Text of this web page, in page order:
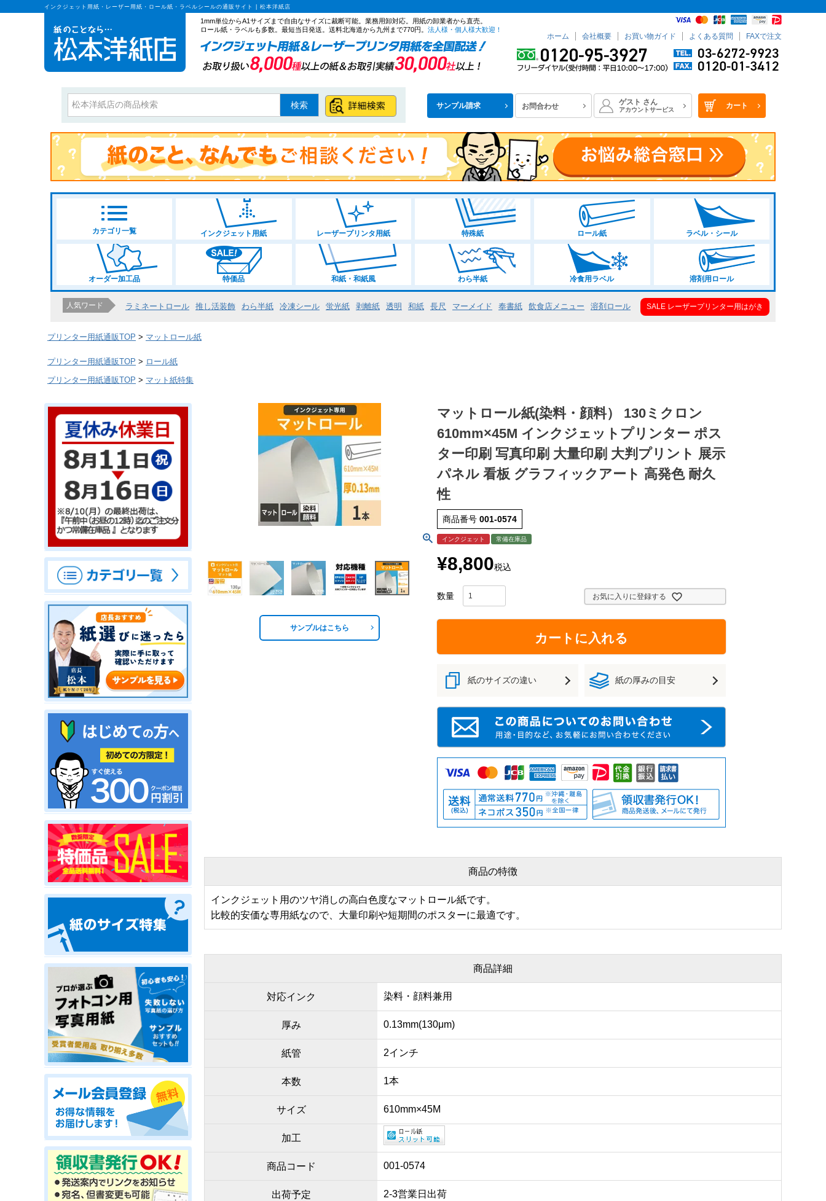
インクジェット用紙・レーザー用紙・ロール紙・ラベルシールの通販サイト | 松本洋紙店
1mm単位からA1サイズまで自由なサイズに裁断可能。業務用卸対応。用紙の卸業者から直売。
ロール紙・ラベルも多数。最短当日発送。送料北海道から九州まで770円。 法人様・個人様大歓迎！
ホーム 会社概要 お買い物ガイド よくある質問 FAXで注文
サンプル請求 お問合わせ ゲスト さん
アカウントサービス カート
検索
カテゴリ一覧 インクジェット用紙 レーザープリンタ用紙 特殊紙 ロール紙 ラベル・シール
オーダー加工品 特価品 和紙・和紙風 わら半紙 冷食用ラベル 溶剤用ロール
人気ワード ラミネートロール 推し活装飾 わら半紙 冷凍シール 蛍光紙 剥離紙 透明 和紙 長尺 マーメイド 奉書紙 飲食店メニュー 溶剤ロール SALE レーザープリンター用はがき
プリンター用紙通販TOP マットロール紙
プリンター用紙通販TOP
ロール紙
プリンター用紙通販TOP
マット紙特集
サンプルはこちら
マットロール紙(染料・顔料） 130ミクロン
610mm×45M インクジェットプリンター ポス
ター印刷 写真印刷 大量印刷 大判プリント 展示
パネル 看板 グラフィックアート 高発色 耐久
性
商品番号 001-0574
インクジェット 常備在庫品
¥8,800税込
お気に入りに登録する
カートに入れる
紙のサイズの違い 紙の厚みの目安
商品の特徴
インクジェット用のツヤ消しの高白色度なマットロール紙です。
比較的安価な専用紙なので、大量印刷や短期間のポスターに最適です。
商品詳細
対応インク 染料・顔料兼用
厚み 0.13mm(130μm)
紙管 2インチ
本数 1本
サイズ 610mm×45M
加工
商品コード 001-0574
出荷予定 2-3営業日出荷